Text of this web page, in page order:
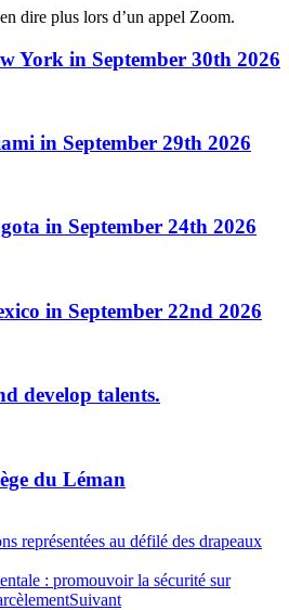
dire plus lors d’un appel Zoom.
York in September 30th 2026
in September 29th 2026
in September 24th 2026
in September 22nd 2026
develop talents.
du Léman
représentées au défilé des drapeaux
: promouvoir la sécurité sur
Suivant